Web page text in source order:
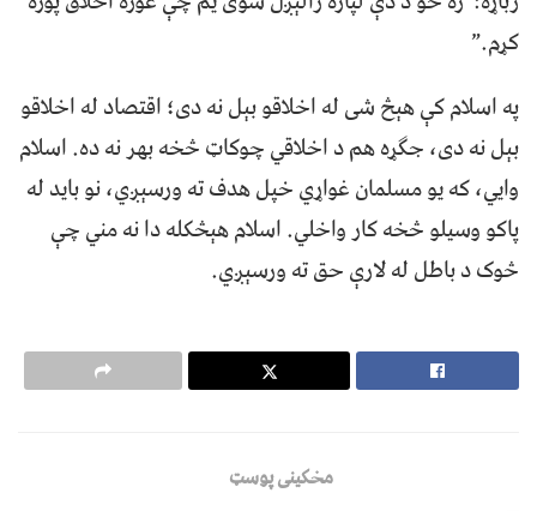
کړم.”
په اسلام کې هېڅ شی له اخلاقو بېل نه دی؛ اقتصاد له اخلاقو
بېل نه دی، جګړه هم د اخلاقي چوکاټ څخه بهر نه ده. اسلام
وايي، که يو مسلمان غواړي خپل هدف ته ورسېږي، نو بايد له
پاکو وسيلو څخه کار واخلي. اسلام هېڅکله دا نه مني چې
څوک د باطل له لارې حق ته ورسېږي.
مخکینی پوسټ